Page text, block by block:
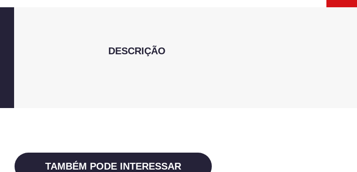
DESCRIÇÃO
TAMBÉM PODE INTERESSAR